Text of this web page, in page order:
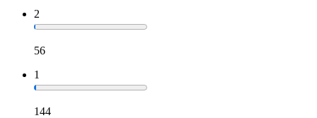
2
56
1
144